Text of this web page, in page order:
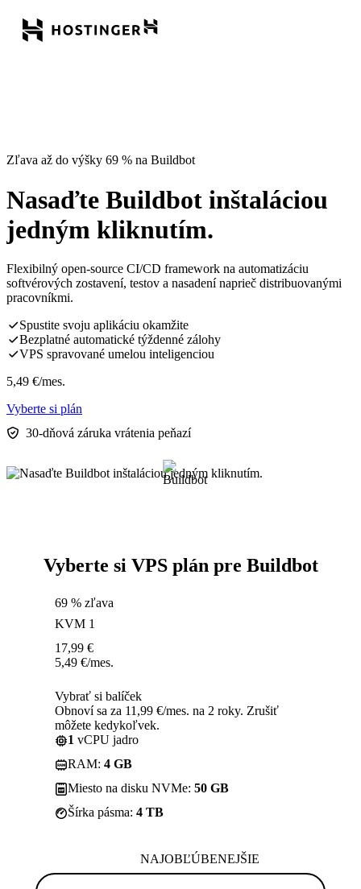
Zľava až do výšky 69 % na Buildbot
Nasaďte Buildbot inštaláciou
jedným kliknutím.
Flexibilný open-source CI/CD framework na automatizáciu
softvérových zostavení, testov a nasadení naprieč distribuovanými
pracovníkmi.
Spustite svoju aplikáciu okamžite
Bezplatné automatické týždenné zálohy
VPS spravované umelou inteligenciou
5,49 €/mes.
Vyberte si plán
30-dňová záruka vrátenia peňazí
Vyberte si VPS plán pre Buildbot
69 % zľava
KVM 1
17,99 €
5,49 €/mes.
Vybrať si balíček
Obnoví sa za 11,99 €/mes. na 2 roky. Zrušiť
môžete kedykoľvek.
1 vCPU jadro
RAM: 4 GB
Miesto na disku NVMe: 50 GB
Šírka pásma: 4 TB
NAJOBĽÚBENEJŠIE